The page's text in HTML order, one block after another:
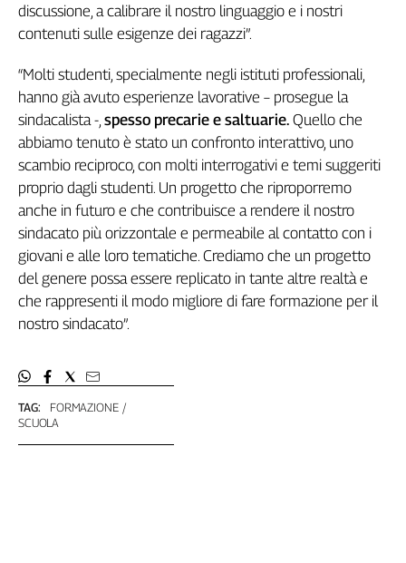
InFlai
trasmissioni
tv
Work
Progress
L'Italia
nel
Lavoro
Territori
Abruzzo-
Molise
Alto
Basilicata
Campania
TAG:
FORMAZIONE
SCUOLA
discussione, a calibrare il nostro linguaggio e i nostri
contenuti sulle esigenze dei ragazzi”.
“Molti studenti, specialmente negli istituti professionali,
hanno già avuto esperienze lavorative – prosegue la
sindacalista -, spesso precarie e saltuarie. Quello che
abbiamo tenuto è stato un confronto interattivo, uno
scambio reciproco, con molti interrogativi e temi suggeriti
proprio dagli studenti. Un progetto che riproporremo
anche in futuro e che contribuisce a rendere il nostro
sindacato più orizzontale e permeabile al contatto con i
giovani e alle loro tematiche. Crediamo che un progetto
del genere possa essere replicato in tante altre realtà e
che rappresenti il modo migliore di fare formazione per il
nostro sindacato”.